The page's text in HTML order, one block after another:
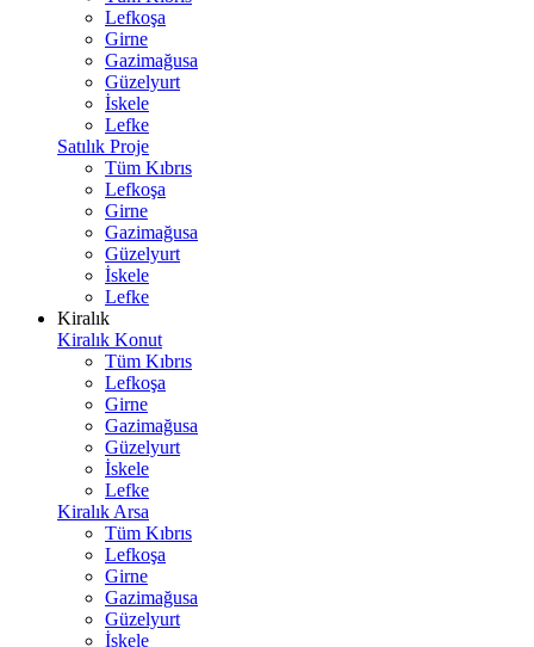
Lefkoşa
Girne
Gazimağusa
Güzelyurt
İskele
Lefke
Satılık Proje
Tüm Kıbrıs
Lefkoşa
Girne
Gazimağusa
Güzelyurt
İskele
Lefke
Kiralık
Kiralık Konut
Tüm Kıbrıs
Lefkoşa
Girne
Gazimağusa
Güzelyurt
İskele
Lefke
Kiralık Arsa
Tüm Kıbrıs
Lefkoşa
Girne
Gazimağusa
Güzelyurt
İskele